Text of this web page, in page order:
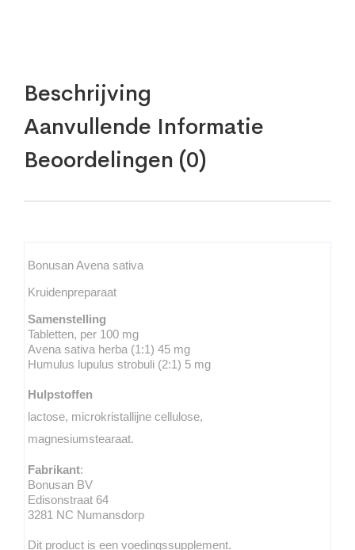
Beschrijving
Aanvullende Informatie
Beoordelingen (0)
Bonusan Avena sativa
Kruidenpreparaat
Samenstelling
Tabletten, per 100 mg
Avena sativa herba (1:1) 45 mg
Humulus lupulus strobuli (2:1) 5 mg
Hulpstoffen
lactose, microkristallijne cellulose,
magnesiumstearaat.
Fabrikant:
Bonusan BV
Edisonstraat 64
3281 NC Numansdorp
Dit product is een voedingssupplement.